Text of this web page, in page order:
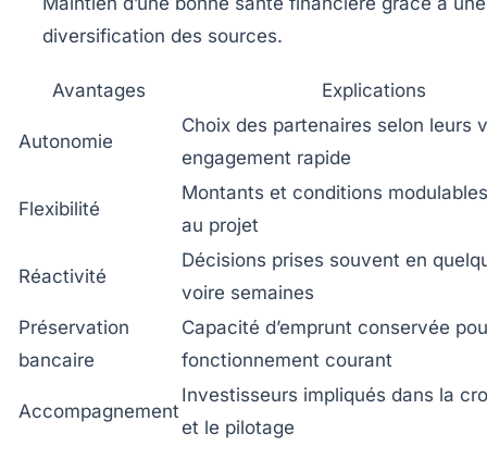
diversification des sources.
Avantages Explications
Autonomie
Choix des partenaires selon leurs
engagement rapide
Flexibilité
Montants et conditions
au projet
Réactivité
Décisions prises souvent en
voire semaines
Préservation
bancaire
Capacité d’emprunt conservée
fonctionnement courant
Accompagnement
Investisseurs impliqués dans la
et le pilotage